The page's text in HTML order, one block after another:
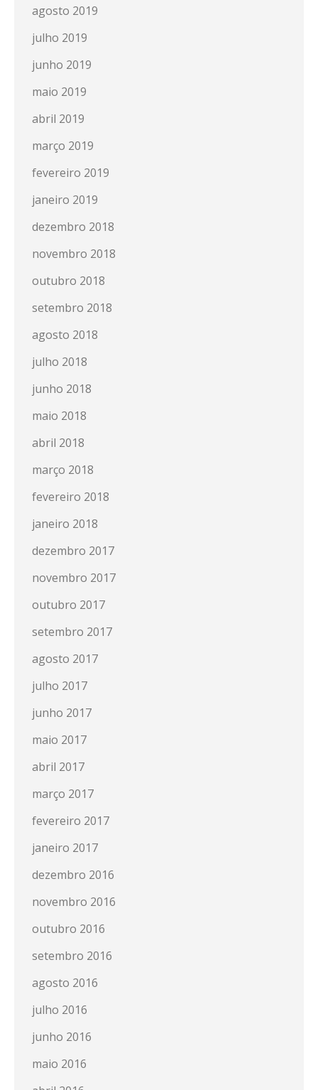
agosto 2019
julho 2019
junho 2019
maio 2019
abril 2019
março 2019
fevereiro 2019
janeiro 2019
dezembro 2018
novembro 2018
outubro 2018
setembro 2018
agosto 2018
julho 2018
junho 2018
maio 2018
abril 2018
março 2018
fevereiro 2018
janeiro 2018
dezembro 2017
novembro 2017
outubro 2017
setembro 2017
agosto 2017
julho 2017
junho 2017
maio 2017
abril 2017
março 2017
fevereiro 2017
janeiro 2017
dezembro 2016
novembro 2016
outubro 2016
setembro 2016
agosto 2016
julho 2016
junho 2016
maio 2016